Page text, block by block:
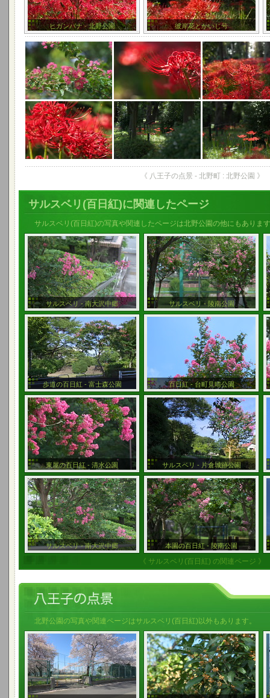
ヒガンバナ - 北野公園 彼岸花とかいじ号
《 八王子の点景 - 北野町 : 北野公園 》
サルスベリ(百日紅)に関連したページ
サルスベリ(百日紅)の写真や関連したページは北野公園の他にもありま
サルスベリ - 南大沢中郷 サルスベリ - 陵南公園
歩道の百日紅 - 富士森公園 百日紅 - 台町見晴公園
東屋の百日紅 - 清水公園 サルスベリ - 片倉城跡公園
サルスベリ - 南大沢中郷 本園の百日紅 - 陵南公園
《 サルスベリ(百日紅) の関連ページ 》
北野公園の写真や関連ページはサルスベリ(百日紅)以外もあります。